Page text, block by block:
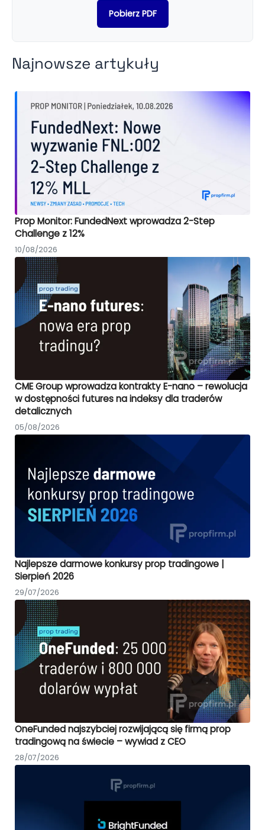
Pobierz PDF
Najnowsze artykuły
Prop Monitor: FundedNext wprowadza 2-Step
Challenge z 12%
10/08/2026
CME Group wprowadza kontrakty E-nano – rewolucja
w dostępności futures na indeksy dla traderów
detalicznych
05/08/2026
Najlepsze darmowe konkursy prop tradingowe |
Sierpień 2026
29/07/2026
OneFunded najszybciej rozwijającą się firmą prop
tradingową na świecie – wywiad z CEO
28/07/2026